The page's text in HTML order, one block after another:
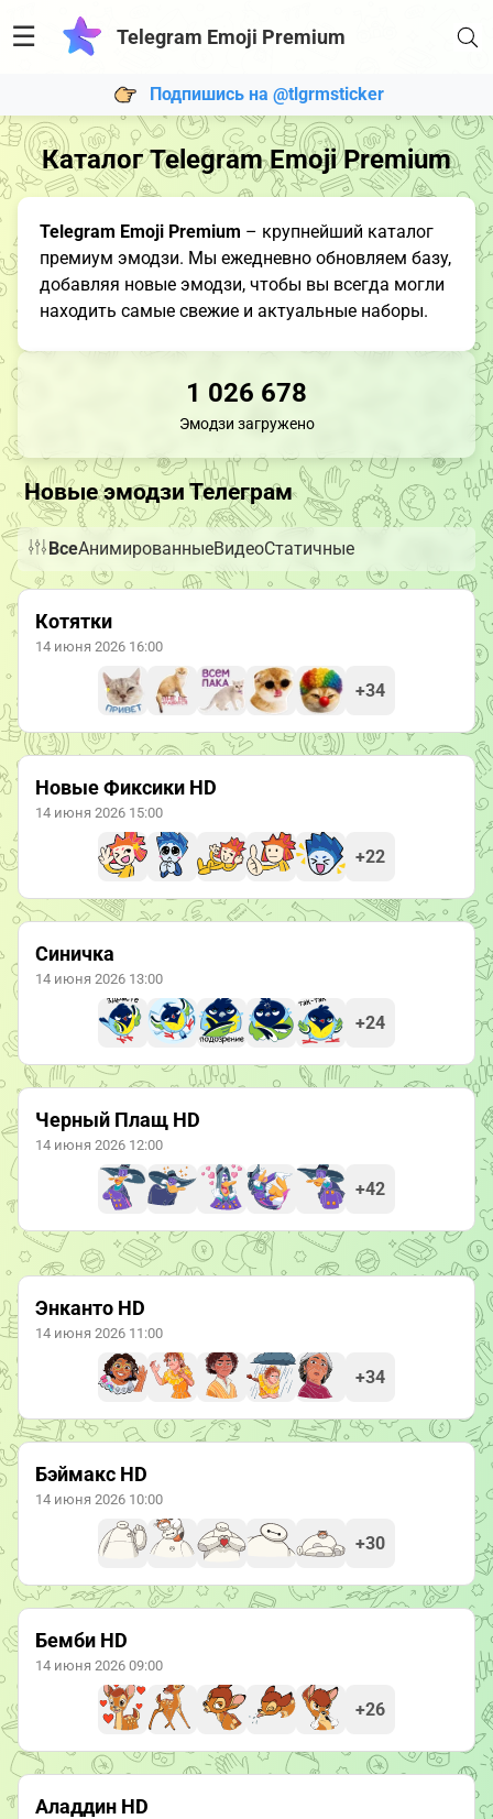
☰ Telegram Emoji Premium
Подпишись на @tlgrmsticker
Каталог Telegram Emoji Premium
Telegram Emoji Premium – крупнейший каталог
премиум эмодзи. Мы ежедневно обновляем базу,
добавляя новые эмодзи, чтобы вы всегда могли
находить самые свежие и актуальные наборы.
1 026 678
Эмодзи загружено
Новые эмодзи Телеграм
ВсеАнимированныеВидеоСтатичные
Котятки
14 июня 2026 16:00
+34
Новые Фиксики HD
14 июня 2026 15:00
+22
Синичка
14 июня 2026 13:00
+24
Черный Плащ HD
14 июня 2026 12:00
+42
Энканто HD
14 июня 2026 11:00
+34
Бэймакс HD
14 июня 2026 10:00
+30
Бемби HD
14 июня 2026 09:00
+26
Аладдин HD